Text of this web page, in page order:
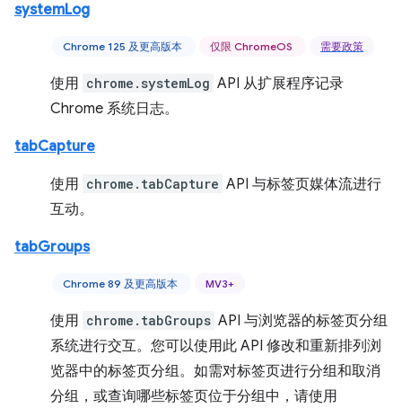
systemLog
Chrome 125 及更高版本 仅限 ChromeOS 需要政策
使用 chrome.systemLog API 从扩展程序记录
Chrome 系统日志。
tabCapture
使用 chrome.tabCapture API 与标签页媒体流进行
互动。
tabGroups
Chrome 89 及更高版本 MV3+
使用 chrome.tabGroups API 与浏览器的标签页分组
系统进行交互。您可以使用此 API 修改和重新排列浏
览器中的标签页分组。如需对标签页进行分组和取消
分组，或查询哪些标签页位于分组中，请使用